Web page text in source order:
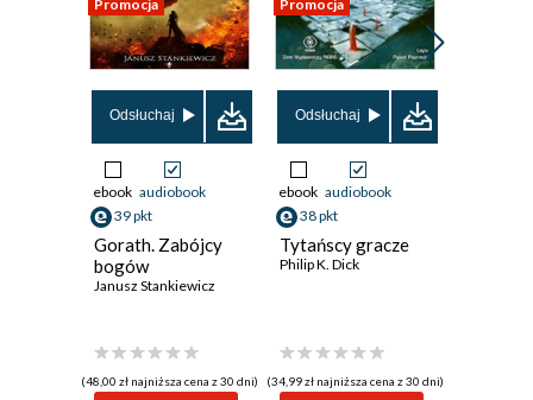
Promocja
Odsłuchaj
ebook audiobook
39 pkt
Gorath. Zabójcy
bogów
Janusz Stankiewicz
(48,00 zł najniższa cena z 30 dni)
Promocja
Odsłuchaj
ebook audiobook
38 pkt
Tytańscy gracze
Philip K. Dick
(34,99 zł najniższa cena z 30 dni)